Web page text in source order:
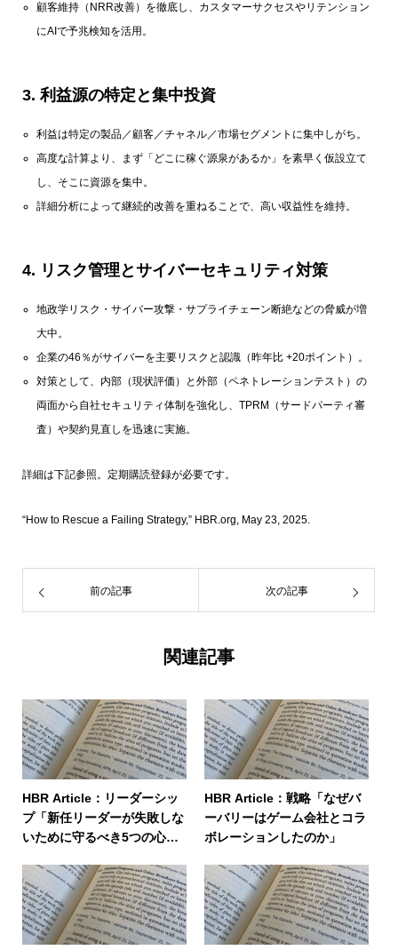
顧客維持（NRR改善）を徹底し、カスタマーサクセスやリテンション
にAIで予兆検知を活用。
3.利益源の特定と集中投資
利益は特定の製品／顧客／チャネル／市場セグメントに集中しがち。
高度な計算より、まず「どこに稼ぐ源泉があるか」を素早く仮設立て
し、そこに資源を集中。
詳細分析によって継続的改善を重ねることで、高い収益性を維持。
4. リスク管理とサイバーセキュリティ対策
地政学リスク・サイバー攻撃・サプライチェーン断絶などの脅威が増
大中。
企業の46％がサイバーを主要リスクと認識（昨年比 +20ポイント）。
対策として、内部（現状評価）と外部（ペネトレーションテスト）の
両面から自社セキュリティ体制を強化し、TPRM（サードパーティ審
査）や契約見直しを迅速に実施。
詳細は下記参照。定期購読登録が必要です。
“How to Rescue a Failing Strategy,” HBR.org, May 23, 2025.
前の記事 次の記事
関連記事
HBR Article：リーダーシッ
プ「新任リーダーが失敗しな
いために守るべき5つの心
HBR Article：戦略「なぜバ
ーバリーはゲーム会社とコラ
ボレーションしたのか」